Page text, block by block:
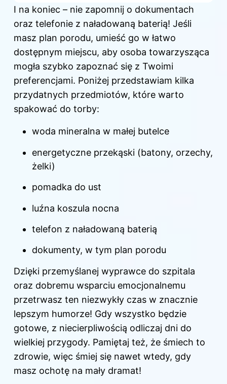
I na koniec – nie zapomnij o dokumentach
oraz telefonie z naładowaną baterią! Jeśli
masz plan porodu, umieść go w łatwo
dostępnym miejscu, aby osoba towarzysząca
mogła szybko zapoznać się z Twoimi
preferencjami. Poniżej przedstawiam kilka
przydatnych przedmiotów, które warto
spakować do torby:
woda mineralna w małej butelce
energetyczne przekąski (batony, orzechy,
żelki)
pomadka do ust
luźna koszula nocna
telefon z naładowaną baterią
dokumenty, w tym plan porodu
Dzięki przemyślanej wyprawce do szpitala
oraz dobremu wsparciu emocjonalnemu
przetrwasz ten niezwykły czas w znacznie
lepszym humorze! Gdy wszystko będzie
gotowe, z niecierpliwością odliczaj dni do
wielkiej przygody. Pamiętaj też, że śmiech to
zdrowie, więc śmiej się nawet wtedy, gdy
masz ochotę na mały dramat!